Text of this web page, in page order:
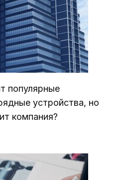
популярные
устройства, но
компания?